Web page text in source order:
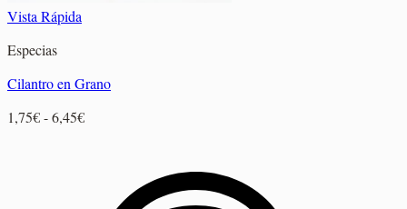
Vista Rápida
Especias
Cilantro en Grano
1,75€-6,45€Rango